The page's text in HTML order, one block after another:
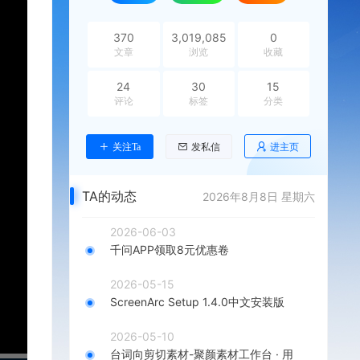
370
文章
3,019,085
浏览
0
收藏
24
评论
30
标签
15
分类
关注Ta 发私信 进主页
TA的动态 2026年8月8日 星期六
2026-06-03
千问APP领取8元优惠卷
2026-05-15
ScreenArc Setup 1.4.0中文安装版
2026-05-10
台词向剪切素材-聚颜素材工作台 · 用